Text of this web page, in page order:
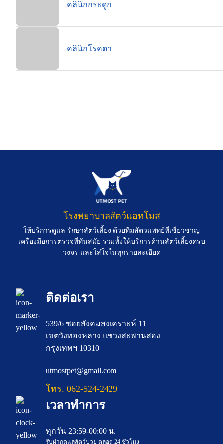
คลินิกกระดูก
คลินิกโรคตา
โรงพยาบาลสัตว์แอทโมส
ให้บริการดูแล รักษาสัตว์เลี้ยง ด้วยทีมสัตวแพทย์ที่เชี่ยวชาญ
เครื่องมือการตรวจที่ทันสมัย รวมทั้งให้บริการด้านสัตว์เลี้ยงครบ
วงจร และใส่ใจในทุกรายละเอียด
ติดต่อเรา
539/6 ซอยสังคมสงเคราะห์ 11
เขตวังทองหลาง แขวงสะพานสอง
กรุงเทพฯ 10310
utmostpet@gmail.com
โทร. 062-524-2429
เวลาทำการ
ทุกวัน 23:59-00:00 น.
รับฝากดูแลสัตว์ป่วย ตลอด 24 ชั่วโมง